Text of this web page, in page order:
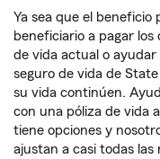
Ya sea que el
beneficiario a pagar
de vida actual o ayudar
seguro de vida de
su vida continúen.
con una póliza de vida
tiene opciones y
ajustan a casi todas las